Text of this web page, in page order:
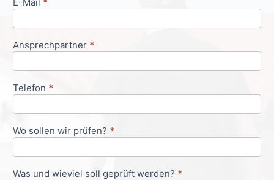
Ansprechpartner *
Telefon *
Wo sollen wir prüfen? *
Was und wieviel soll geprüft werden? *